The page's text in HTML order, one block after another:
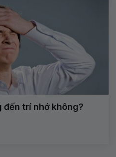
đến trí nhớ không?